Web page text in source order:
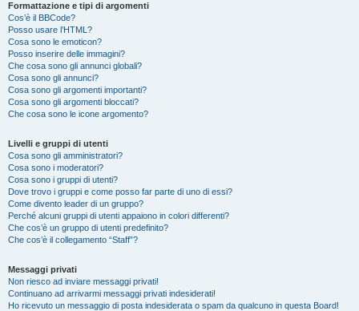
Formattazione e tipi di argomenti
Cos’è il BBCode?
Posso usare l’HTML?
Cosa sono le emoticon?
Posso inserire delle immagini?
Che cosa sono gli annunci globali?
Cosa sono gli annunci?
Cosa sono gli argomenti importanti?
Cosa sono gli argomenti bloccati?
Che cosa sono le icone argomento?
Livelli e gruppi di utenti
Cosa sono gli amministratori?
Cosa sono i moderatori?
Cosa sono i gruppi di utenti?
Dove trovo i gruppi e come posso far parte di uno di essi?
Come divento leader di un gruppo?
Perché alcuni gruppi di utenti appaiono in colori differenti?
Che cos’è un gruppo di utenti predefinito?
Che cos’è il collegamento “Staff”?
Messaggi privati
Non riesco ad inviare messaggi privati!
Continuano ad arrivarmi messaggi privati indesiderati!
Ho ricevuto un messaggio di posta indesiderata o spam da qualcuno in questa Board!